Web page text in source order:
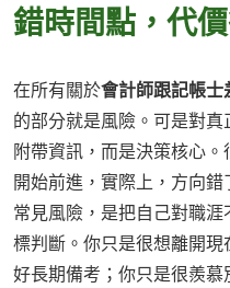
錯時間點，代
在所有關於會計師跟記帳士
的部分就是風險。可是對
附帶資訊，而是決策核心
開始前進，實際上，方向
常見風險，是把自己對職
標判斷。你只是很想離開
好長期備考；你只是很羨